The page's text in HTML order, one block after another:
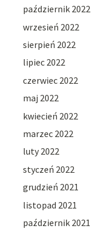
październik 2022
wrzesień 2022
sierpień 2022
lipiec 2022
czerwiec 2022
maj 2022
kwiecień 2022
marzec 2022
luty 2022
styczeń 2022
grudzień 2021
listopad 2021
październik 2021